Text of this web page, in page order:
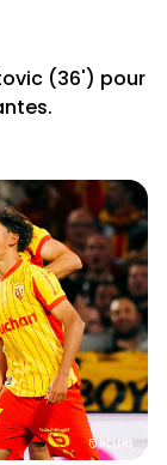
(36') pour